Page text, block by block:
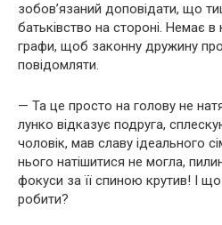
зобов’язаний доповідати, що
батьківство на стороні. Немає в
графи, щоб законну дружину
повідомляти.
— Та це просто на голову не
лунко відказує подруга,
чоловік, мав славу ідеального
нього натішитися не могла,
фокуси за її спиною крутив! І
робити?